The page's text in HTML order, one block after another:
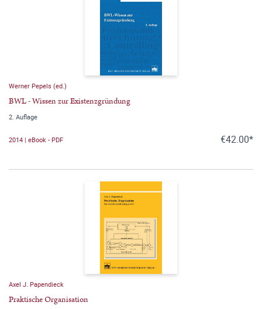
Werner Pepels (ed.)
BWL - Wissen zur Existenzgründung
2. Auflage
2014 | eBook - PDF €42.00*
Axel J. Papendieck
Praktische Organisation